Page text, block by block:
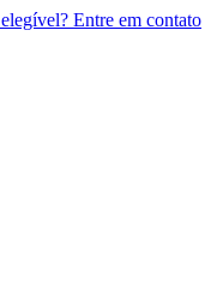
Entre em contato